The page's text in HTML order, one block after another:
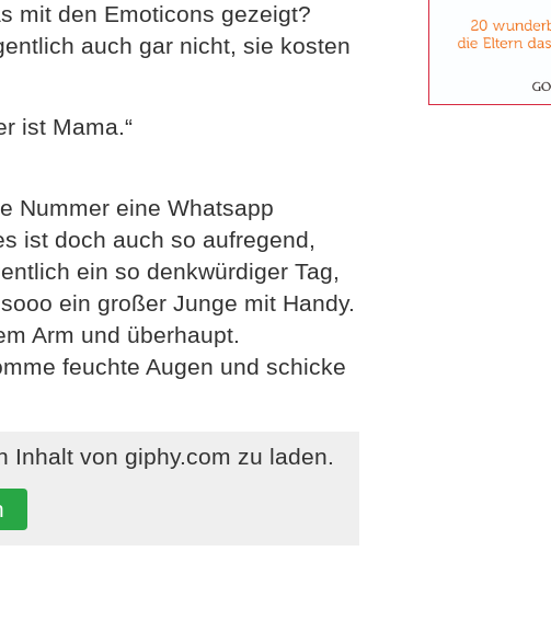
mit den Emoticons gezeigt?
auch gar nicht, sie kosten
ist Mama.“
Nummer eine Whatsapp
ist doch auch so aufregend,
ein so denkwürdiger Tag,
ein großer Junge mit Handy.
Arm und überhaupt.
feuchte Augen und schicke
Inhalt von giphy.com zu laden.